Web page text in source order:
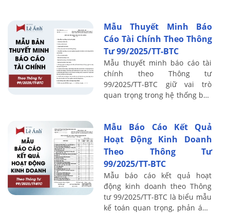
Mẫu Thuyết Minh Báo
Cáo Tài Chính Theo Thông
Tư 99/2025/TT-BTC
Mẫu thuyết minh báo cáo tài
chính theo Thông tư
99/2025/TT-BTC giữ vai trò
quan trọng trong hệ thống báo
chính sách kế toán, ...
Mẫu Báo Cáo Kết Quả
Hoạt Động Kinh Doanh
Theo Thông Tư
99/2025/TT-BTC
Mẫu báo cáo kết quả hoạt
động kinh doanh theo Thông
tư 99/2025/TT-BTC là biểu mẫu
kế toán quan trọng, phản ánh